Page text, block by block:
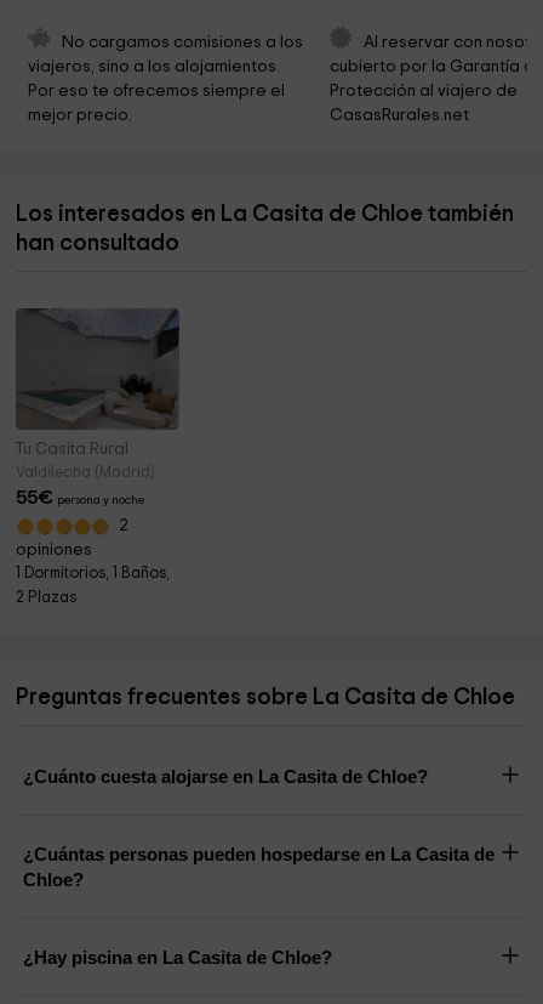
Madres Carmelitas Descalzas
Ayuntamiento El Escorial
Iglesia Cristiana Evangélica de El Escorial 1,0 km
Casita del Infante 1,6 km
No cargamos comisiones a los
viajeros, sino a los alojamientos.
Por eso te ofrecemos siempre el
mejor precio.
Al reservar con
cubierto por la Garantía
Protección al viajero de
CasasRurales.net
Los interesados en La Casita de Chloe también
han consultado
Tu Casita Rural
Valdilecha (Madrid)
55€ persona y noche
2
opiniones
1 Dormitorios, 1 Baños,
2 Plazas
Preguntas frecuentes sobre La Casita de Chloe
¿Cuánto cuesta alojarse en La Casita de Chloe?
¿Cuántas personas pueden hospedarse en La Casita de
Chloe?
¿Hay piscina en La Casita de Chloe?